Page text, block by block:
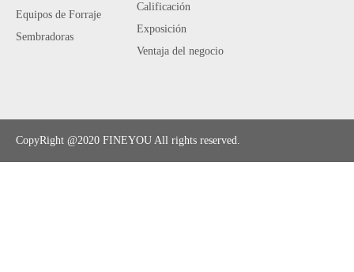
Equipos de Forraje
Sembradoras
Calificación
Exposición
Ventaja del negocio
CopyRight @2020 FINEYOUAll rights reserved.